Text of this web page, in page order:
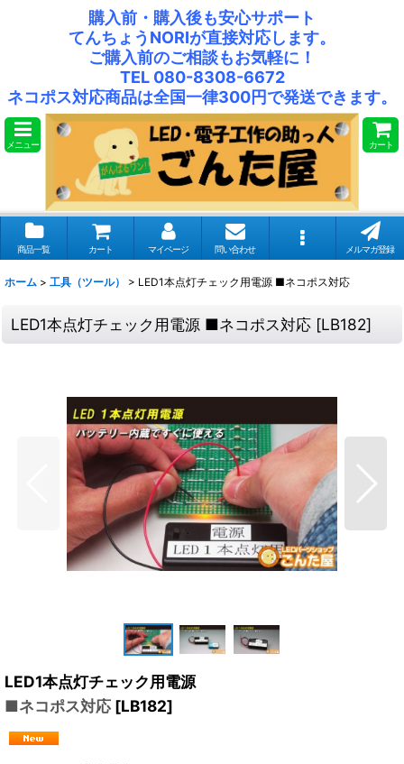
購入前・購入後も安心サポート
てんちょうNORIが直接対応します。
ご購入前のご相談もお気軽に！
TEL 080-8308-6672
ネコポス対応商品は全国一律300円で発送できます。
メニュー カート
商品一覧 カート マイページ 問い合わせ メルマガ登録
ホーム > 工具（ツール） > LED1本点灯チェック用電源 ■ネコポス対応
LED1本点灯チェック用電源 ■ネコポス対応 [LB182]
LED1本点灯チェック用電源
■ネコポス対応 [LB182]